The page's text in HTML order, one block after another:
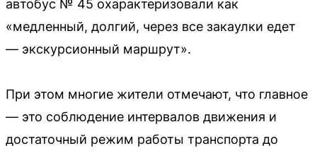
автобус № 45 охарактеризовали как
«медленный, долгий, через все закаулки едет
— экскурсионный маршрут».
При этом многие жители отмечают, что главное
— это соблюдение интервалов движения и
достаточный режим работы транспорта до